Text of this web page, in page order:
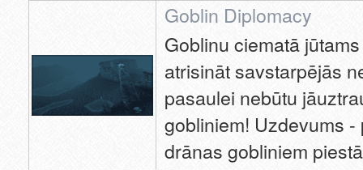
Goblin Diplomacy
Goblinu ciematā
atrisināt savstarpējās
pasaulei nebūtu
gobliniem! Uzdevums
drānas gobliniem